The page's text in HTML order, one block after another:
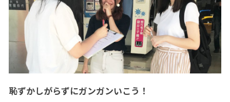
恥ずかしがらずにガンガンいこう！